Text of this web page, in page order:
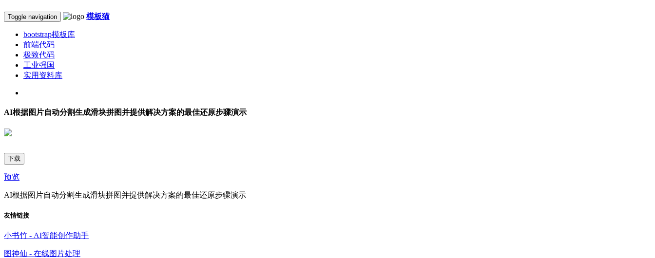
Toggle navigation 模板猫
bootstrap模板库
前端代码
极致代码
工业强国
实用资料库
AI根据图片自动分割生成滑块拼图并提供解决方案的最佳还原步骤演示
下载
预览
AI根据图片自动分割生成滑块拼图并提供解决方案的最佳还原步骤演示
友情链接
小书竹 - AI智能创作助手
图神仙 - 在线图片处理